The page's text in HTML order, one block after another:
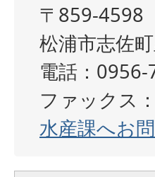
〒859-4598
松浦市志佐
電話：0956-
ファックス
水産課へお